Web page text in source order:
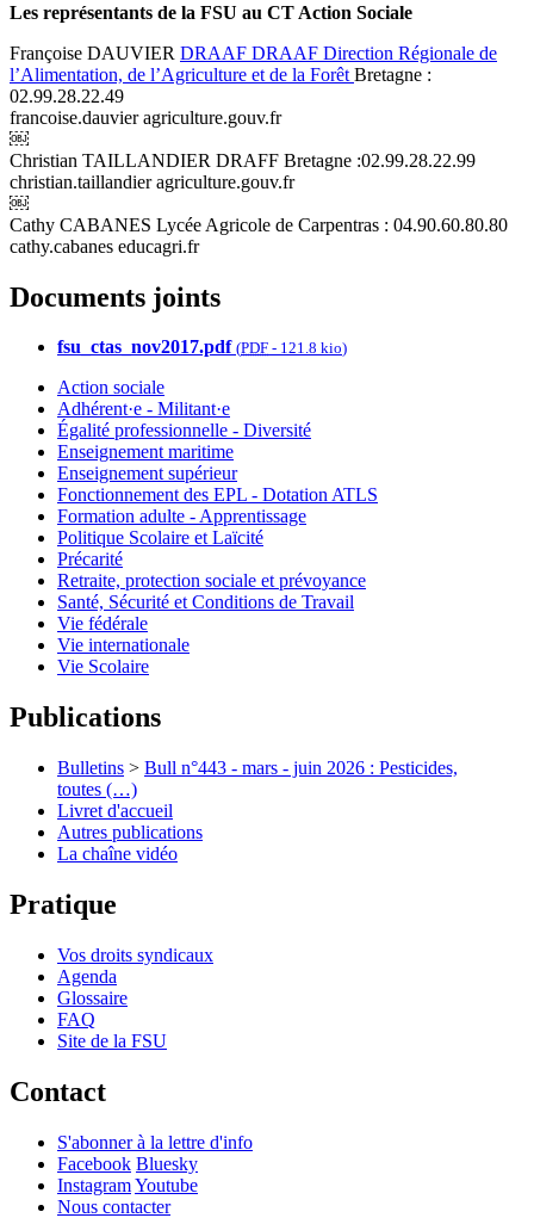
Les représentants de la FSU au CT Action Sociale
Françoise DAUVIER DRAAF DRAAF Direction Régionale de
l’Alimentation, de l’Agriculture et de la Forêt Bretagne :
02.99.28.22.49
francoise.dauvier agriculture.gouv.fr
￼
Christian TAILLANDIER DRAFF Bretagne :02.99.28.22.99
christian.taillandier agriculture.gouv.fr
￼
Cathy CABANES Lycée Agricole de Carpentras : 04.90.60.80.80
cathy.cabanes educagri.fr
Documents joints
fsu_ctas_nov2017.pdf (PDF - 121.8 kio)
Action sociale
Adhérent·e - Militant·e
Égalité professionnelle - Diversité
Enseignement maritime
Enseignement supérieur
Fonctionnement des EPL - Dotation ATLS
Formation adulte - Apprentissage
Politique Scolaire et Laïcité
Précarité
Retraite, protection sociale et prévoyance
Santé, Sécurité et Conditions de Travail
Vie fédérale
Vie internationale
Vie Scolaire
Publications
Bulletins > Bull n°443 - mars - juin 2026 : Pesticides,
toutes (…)
Livret d'accueil
Autres publications
La chaîne vidéo
Pratique
Vos droits syndicaux
Agenda
Glossaire
FAQ
Site de la FSU
Contact
S'abonner à la lettre d'info
Facebook Bluesky
InstagramYoutube
Nous contacter